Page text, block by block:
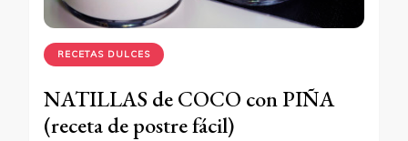
RECETAS DULCES
NATILLAS de COCO con PIÑA
(receta de postre fácil)